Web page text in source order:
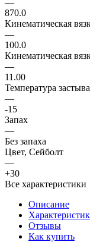
870.0
Кинематическая
—
100.0
Кинематическая
—
11.00
Температура
—
-15
Запах
—
Без запаха
Цвет, Сейболт
—
+30
Все характеристики
Описание
Отзывы
Как купить